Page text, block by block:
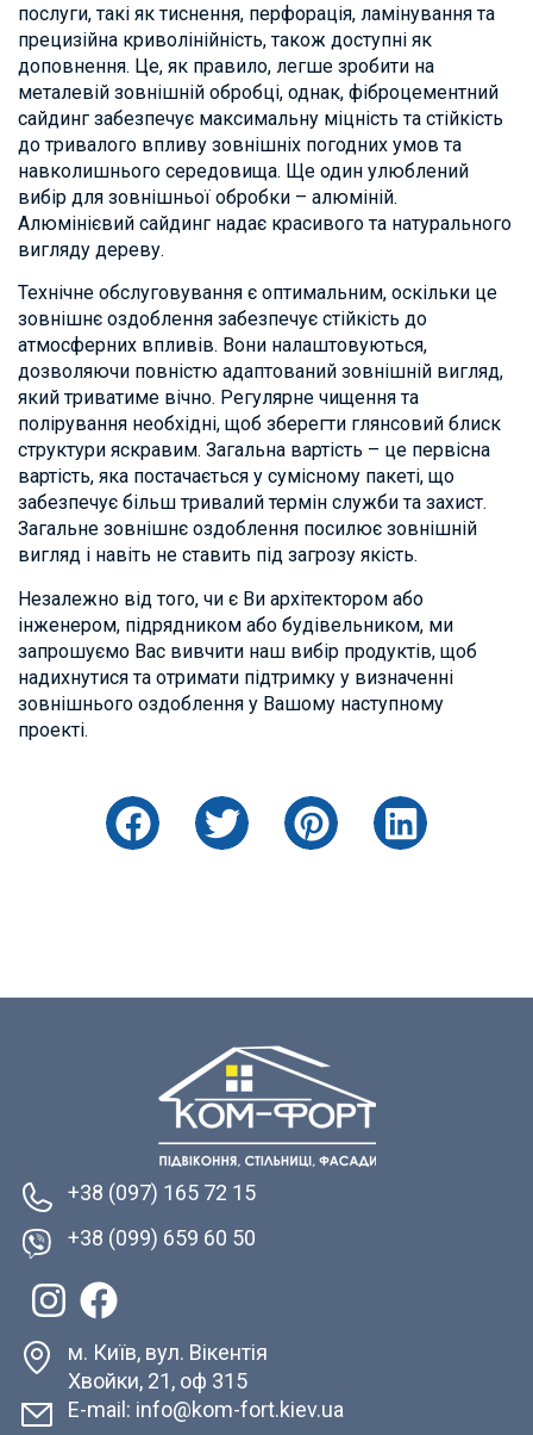
послуги, такі як тиснення, перфорація, ламінування та
прецизійна криволінійність, також доступні як
доповнення. Це, як правило, легше зробити на
металевій зовнішній обробці, однак, фіброцементний
сайдинг забезпечує максимальну міцність та стійкість
до тривалого впливу зовнішніх погодних умов та
навколишнього середовища. Ще один улюблений
вибір для зовнішньої обробки – алюміній.
Алюмінієвий сайдинг надає красивого та натурального
вигляду дереву.
Технічне обслуговування є оптимальним, оскільки це
зовнішнє оздоблення забезпечує стійкість до
атмосферних впливів. Вони налаштовуються,
дозволяючи повністю адаптований зовнішній вигляд,
який триватиме вічно. Регулярне чищення та
полірування необхідні, щоб зберегти глянсовий блиск
структури яскравим. Загальна вартість – це первісна
вартість, яка постачається у сумісному пакеті, що
забезпечує більш тривалий термін служби та захист.
Загальне зовнішнє оздоблення посилює зовнішній
вигляд і навіть не ставить під загрозу якість.
Незалежно від того, чи є Ви архітектором або
інженером, підрядником або будівельником, ми
запрошуємо Вас вивчити наш вибір продуктів, щоб
надихнутися та отримати підтримку у визначенні
зовнішнього оздоблення у Вашому наступному
проекті.
+38 (097) 165 72 15
+38 (099) 659 60 50
м. Київ, вул. Вікентія
Хвойки, 21, оф 315
E-mail: info@kom-fort.kiev.ua